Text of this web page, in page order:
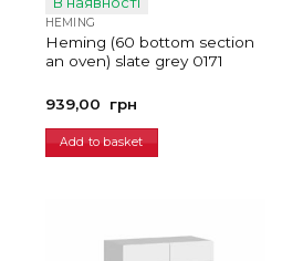
HEMING
Heming (60 bottom section
an oven) slate grey 0171
939,00 грн
Add to basket